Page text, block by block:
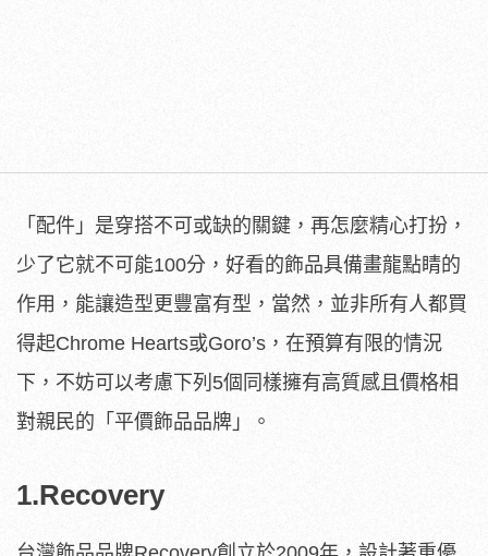
「配件」是穿搭不可或缺的關鍵，再怎麼精心打扮，
少了它就不可能100分，好看的飾品具備畫龍點睛的
作用，能讓造型更豐富有型，當然，並非所有人都買
得起Chrome Hearts或Goro’s，在預算有限的情況
下，不妨可以考慮下列5個同樣擁有高質感且價格相
對親民的「平價飾品品牌」。
1.Recovery